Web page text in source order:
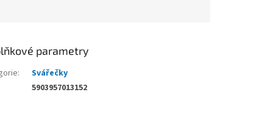
parametry
:
Svářečky
5903957013152